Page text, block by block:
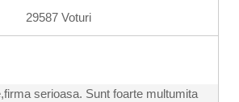
29587 Voturi
serioasa. Sunt foarte multumita